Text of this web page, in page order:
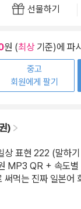
선물하기
원 (최상기준)에 파
중고
회원에게 팔기
)
상 표현 222 (말하
MP3 QR + 속도
써먹는 진짜 일본어